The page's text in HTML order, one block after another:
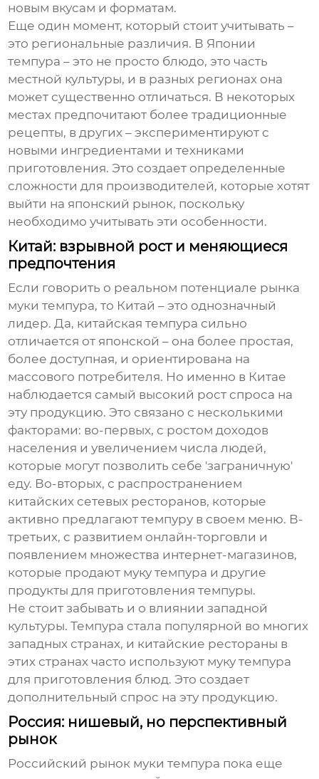
новым вкусам и форматам.
Еще один момент, который стоит учитывать –
это региональные различия. В Японии
темпура – это не просто блюдо, это часть
местной культуры, и в разных регионах она
может существенно отличаться. В некоторых
местах предпочитают более традиционные
рецепты, в других – экспериментируют с
новыми ингредиентами и техниками
приготовления. Это создает определенные
сложности для производителей, которые хотят
выйти на японский рынок, поскольку
необходимо учитывать эти особенности.
Китай: взрывной рост и меняющиеся
предпочтения
Если говорить о реальном потенциале рынка
муки темпура, то Китай – это однозначный
лидер. Да, китайская темпура сильно
отличается от японской – она более простая,
более доступная, и ориентирована на
массового потребителя. Но именно в Китае
наблюдается самый высокий рост спроса на
эту продукцию. Это связано с несколькими
факторами: во-первых, с ростом доходов
населения и увеличением числа людей,
которые могут позволить себе 'заграничную'
еду. Во-вторых, с распространением
китайских сетевых ресторанов, которые
активно предлагают темпуру в своем меню. В-
третьих, с развитием онлайн-торговли и
появлением множества интернет-магазинов,
которые продают муку темпура и другие
продукты для приготовления темпуры.
Не стоит забывать и о влиянии западной
культуры. Темпура стала популярной во многих
западных странах, и китайские рестораны в
этих странах часто используют муку темпура
для приготовления блюд. Это создает
дополнительный спрос на эту продукцию.
Россия: нишевый, но перспективный
рынок
Российский рынок муки темпура пока еще